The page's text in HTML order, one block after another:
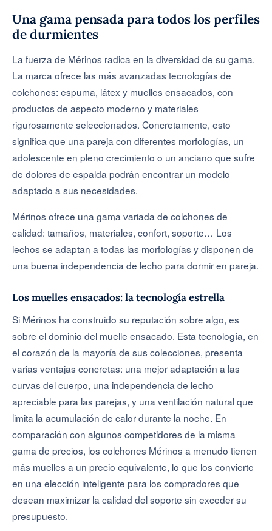
Una gama pensada para todos los perfiles
de durmientes
La fuerza de Mérinos radica en la diversidad de su gama.
La marca ofrece las más avanzadas tecnologías de
colchones: espuma, látex y muelles ensacados, con
productos de aspecto moderno y materiales
rigurosamente seleccionados. Concretamente, esto
significa que una pareja con diferentes morfologías, un
adolescente en pleno crecimiento o un anciano que sufre
de dolores de espalda podrán encontrar un modelo
adaptado a sus necesidades.
Mérinos ofrece una gama variada de colchones de
calidad: tamaños, materiales, confort, soporte… Los
lechos se adaptan a todas las morfologías y disponen de
una buena independencia de lecho para dormir en pareja.
Los muelles ensacados: la tecnología estrella
Si Mérinos ha construido su reputación sobre algo, es
sobre el dominio del muelle ensacado. Esta tecnología, en
el corazón de la mayoría de sus colecciones, presenta
varias ventajas concretas: una mejor adaptación a las
curvas del cuerpo, una independencia de lecho
apreciable para las parejas, y una ventilación natural que
limita la acumulación de calor durante la noche. En
comparación con algunos competidores de la misma
gama de precios, los colchones Mérinos a menudo tienen
más muelles a un precio equivalente, lo que los convierte
en una elección inteligente para los compradores que
desean maximizar la calidad del soporte sin exceder su
presupuesto.